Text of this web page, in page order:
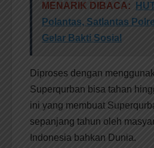
MENARIK DIBACA:
Polantas, Satlantas
Gelar Bakti Sosial
Diproses dengan
Superqurban bisa tahan
ini yang membuat
sepanjang tahun oleh
Indonesia bahkan Dunia.